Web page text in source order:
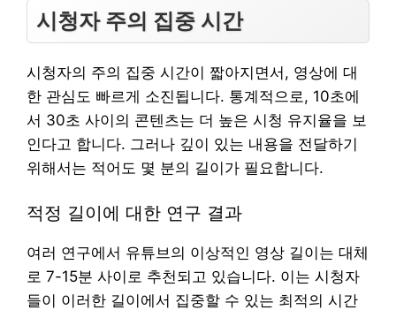
시청자 주의 집중 시간
시청자의 주의 집중 시간이 짧아지면서, 영상에 대
한 관심도 빠르게 소진됩니다. 통계적으로, 10초에
서 30초 사이의 콘텐츠는 더 높은 시청 유지율을 보
인다고 합니다. 그러나 깊이 있는 내용을 전달하기
위해서는 적어도 몇 분의 길이가 필요합니다.
적정 길이에 대한 연구 결과
여러 연구에서 유튜브의 이상적인 영상 길이는 대체
로 7-15분 사이로 추천되고 있습니다. 이는 시청자
들이 이러한 길이에서 집중할 수 있는 최적의 시간